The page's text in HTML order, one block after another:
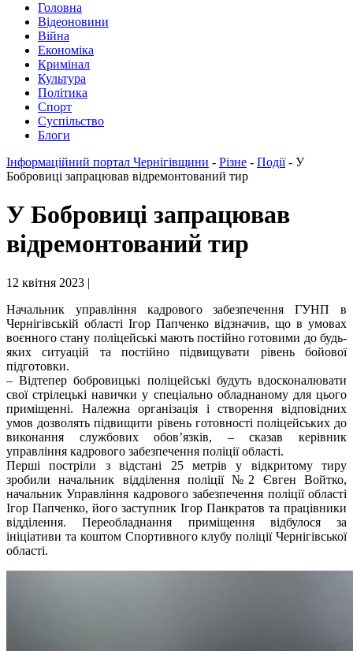
Головна
Відеоновини
Війна
Економіка
Кримінал
Культура
Політика
Спорт
Суспільство
Блоги
Інформаційний портал Чернігівщини - Різне - Події- У
Бобровиці запрацював відремонтований тир
У Бобровиці запрацював
відремонтований тир
12 квітня 2023 |
Начальник управління кадрового забезпечення ГУНП в
Чернігівській області Ігор Папченко відзначив, що в умовах
воєнного стану поліцейські мають постійно готовими до будь-
яких ситуацій та постійно підвищувати рівень бойової
підготовки.
– Відтепер бобровицькі поліцейські будуть вдосконалювати
свої стрілецькі навички у спеціально обладнаному для цього
приміщенні. Належна організація і створення відповідних
умов дозволять підвищити рівень готовності поліцейських до
виконання службових обов’язків, – сказав керівник
управління кадрового забезпечення поліції області.
Перші постріли з відстані 25 метрів у відкритому тиру
зробили начальник відділення поліції №2 Євген Войтко,
начальник Управління кадрового забезпечення поліції області
Ігор Папченко, його заступник Ігор Панкратов та працівники
відділення. Переобладнання приміщення відбулося за
ініціативи та коштом Спортивного клубу поліції Чернігівської
області.